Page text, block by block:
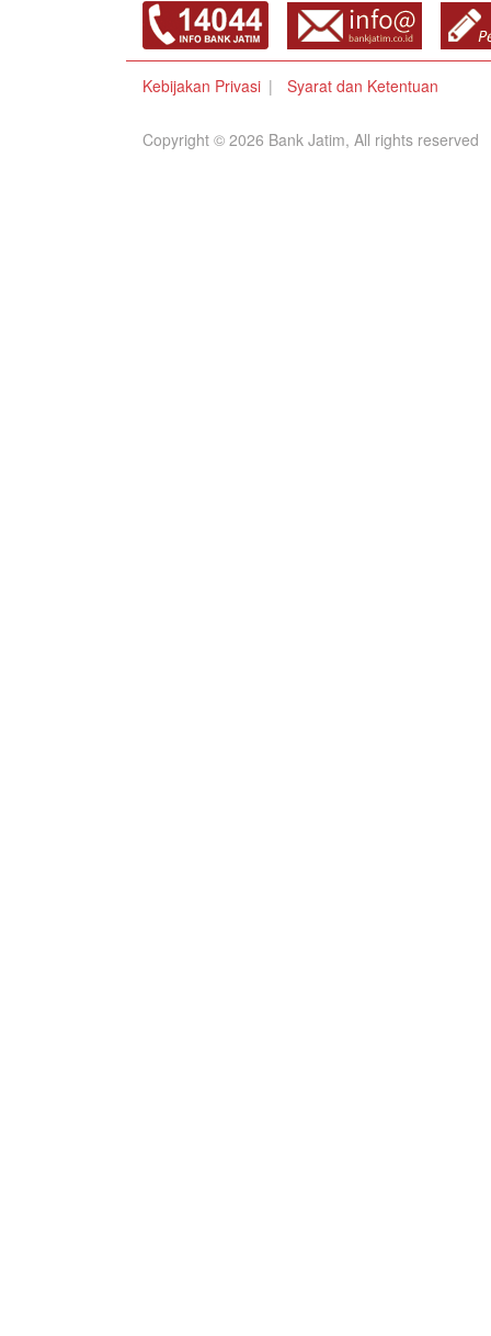
Kebijakan Privasi Syarat dan Ketentuan
Copyright © 2026 Bank Jatim, All rights reserved